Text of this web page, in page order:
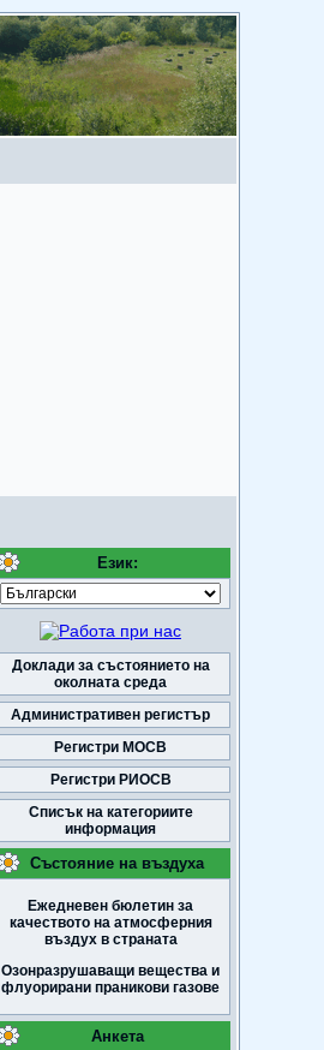
Език:
Доклади за състоянието на
околната среда
Административен регистър
Регистри МОСВ
Регистри РИОСВ
Списък на категориите
информация
Състояние на въздуха
Ежедневен бюлетин за
качеството на атмосферния
въздух в страната
Озонразрушаващи вещества и
флуорирани праникови газове
Анкета